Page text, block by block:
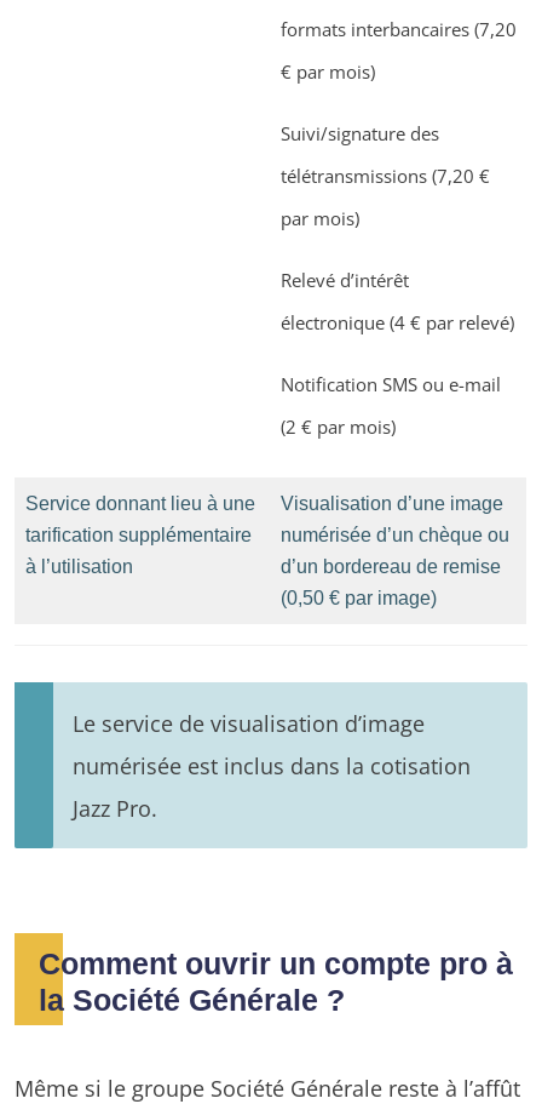
formats interbancaires (7,20
€ par mois)
Suivi/signature des
télétransmissions (7,20 €
par mois)
Relevé d’intérêt
électronique (4 € par relevé)
Notification SMS ou e-mail
(2 € par mois)
Service donnant lieu à une
tarification supplémentaire
à l’utilisation
Visualisation d’une image
numérisée d’un chèque ou
d’un bordereau de remise
(0,50 € par image)
Le service de visualisation d’image
numérisée est inclus dans la cotisation
Jazz Pro.
Comment ouvrir un compte pro à
la Société Générale ?
Même si le groupe Société Générale reste à l’affût